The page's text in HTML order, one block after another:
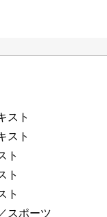
スト
スト
ト
ト
ト
スポーツ